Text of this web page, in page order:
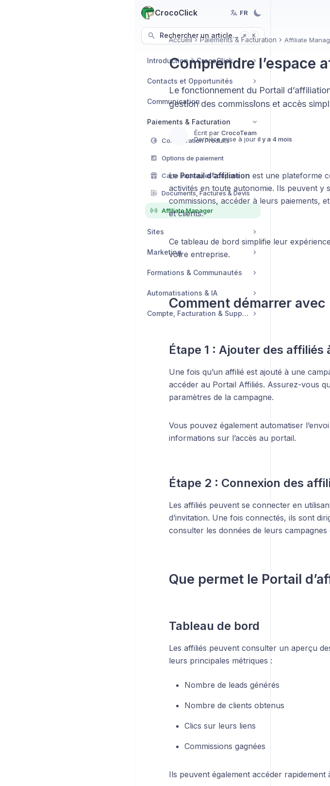
CrocoClick FR
Rechercher un article... ⌘ K
Introduction à CrocoClick
Contacts et Opportunités
Communication
Paiements & Facturation
Configuration Produits
Options de paiement
Carte cadeau et Coupons
Documents, Factures & Devis
Affiliate Manager
Sites
Marketing
Formations & Communautés
Automatisations & IA
Compte, Facturation & Support
Accueil Paiements & Facturation Affiliate
Comprendre
Le fonctionnement du Portail
gestion des commissions et accès
Écrit par CrocoTeam
Dernière mise à jour il y a 4 mois
Le Portail d’affiliation est une plateforme
activités en toute autonomie. Ils peuvent
commissions, accéder à leurs paiements,
et clients.
Ce tableau de bord simplifie leur
votre entreprise.
Comment démarrer
Étape 1 : Ajouter des affiliés
Une fois qu’un affilié est ajouté à une
accéder au Portail Affiliés. Assurez-vous
paramètres de la campagne.
Vous pouvez également automatiser
informations sur l’accès au portail.
Étape 2 : Connexion des
Les affiliés peuvent se connecter en
d’invitation. Une fois connectés, ils sont
consulter les données de leurs
Que permet le Portail
Tableau de bord
Les affiliés peuvent consulter un aperçu
leurs principales métriques :
Nombre de leads générés
Nombre de clients obtenus
Clics sur leurs liens
Commissions gagnées
Ils peuvent également accéder rapidement